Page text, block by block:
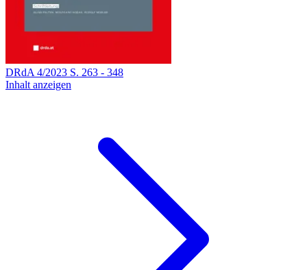
DRdA 4/2023 S. 263 - 348
Inhalt anzeigen